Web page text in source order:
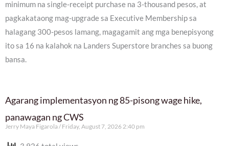
minimum na single-receipt purchase na 3-thousand pesos, at
pagkakataong mag-upgrade sa Executive Membership sa
halagang 300-pesos lamang, magagamit ang mga benepisyong
ito sa 16 na kalahok na Landers Superstore branches sa buong
bansa.
Agarang implementasyon ng 85-pisong wage hike,
panawagan ng CWS
Jerry Maya Figarola Friday, August 7, 2026 2:40 pm